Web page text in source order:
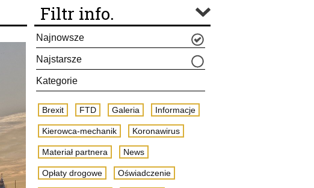
Filtr info.
Najnowsze
Najstarsze
Kategorie
Brexit FTD Galeria Informacje
Kierowca-mechanik Koronawirus
Materiał partnera News
Opłaty drogowe Oświadczenie